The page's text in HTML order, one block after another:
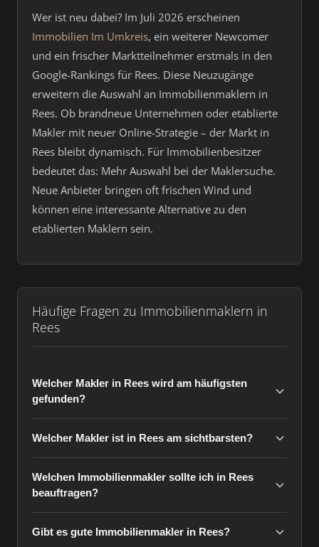
Wer ist neu dabei? Im Juli 2026 erscheinen
Immobilien Im Umkreis, ein weiterer Newcomer
und ein frischer Marktteilnehmer erstmals in den
Google-Rankings für Rees. Diese Neuzugänge
erweitern die Auswahl an Immobilienmaklern in
Rees. Ob brandneue Unternehmen oder etablierte
Makler mit neuer Online-Strategie – der Markt in
Rees bleibt dynamisch. Für Immobilienbesitzer
bedeutet das: Mehr Auswahl bei der Maklersuche.
Neue Anbieter bringen oft frischen Wind und
können eine interessante Alternative zu den
etablierten Maklern sein.
Häufige Fragen zu Immobilienmaklern in
Rees
Welcher Makler in Rees wird am häufigsten
gefunden?
Welcher Makler ist in Rees am sichtbarsten?
Welchen Immobilienmakler sollte ich in Rees
beauftragen?
Gibt es gute Immobilienmakler in Rees?